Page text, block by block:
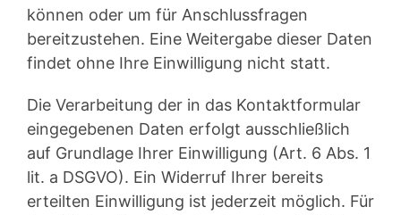
können oder um für Anschlussfragen
bereitzustehen. Eine Weitergabe dieser Daten
findet ohne Ihre Einwilligung nicht statt.
Die Verarbeitung der in das Kontaktformular
eingegebenen Daten erfolgt ausschließlich
auf Grundlage Ihrer Einwilligung (Art. 6 Abs. 1
lit. a DSGVO). Ein Widerruf Ihrer bereits
erteilten Einwilligung ist jederzeit möglich. Für